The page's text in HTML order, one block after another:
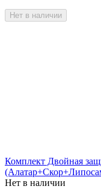
Нет в наличии
Комплект Двойная
Нет в наличии